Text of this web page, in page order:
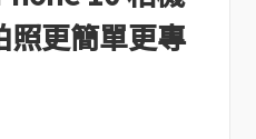
照更簡單更專